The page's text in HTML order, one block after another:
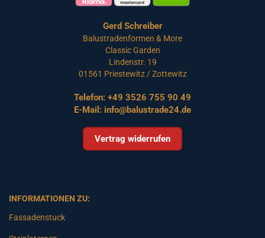
Gerd Schreiber
Balustradenformen & More
Classic Garden
Lindenstr. 19
01561 Priestewitz / Zottewitz
Telefon: +49 3526 755 90 49
E-Mail: info@balustrade24.de
Vertrag widerrufen
INFORMATIONEN ZU:
Fassadenstuck